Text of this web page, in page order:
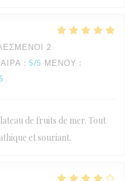
2
: 5/5 ΜΕΝΟΎ :
de fruits de mer. Tout
et souriant.